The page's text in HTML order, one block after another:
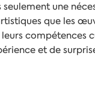
une
que les
et de